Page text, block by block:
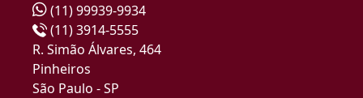
(11) 99939-9934
(11) 3914-5555
R. Simão Álvares, 464
Pinheiros
São Paulo - SP